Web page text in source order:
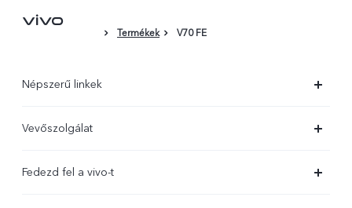
Termékek V70 FE
Népszerű linkek
X300 Pro
Vevőszolgálat
Fedezd fel a vivo-t